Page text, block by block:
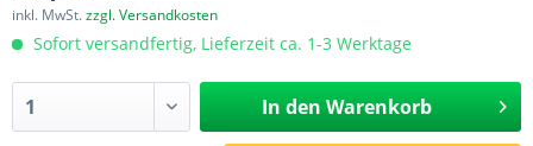
inkl. MwSt.zzgl. Versandkosten
Sofort versandfertig, Lieferzeit ca. 1-3 Werktage
In den Warenkorb